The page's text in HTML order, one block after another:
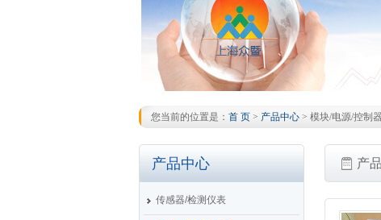
您当前的位置是： 首 页 > 产品中心 > 模块/电源/控制器
产品中心
传感器/检测仪表
产